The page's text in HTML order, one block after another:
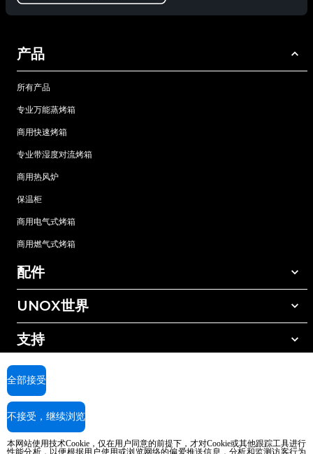
产品
所有产品
专业万能蒸烤箱
商用快速烤箱
专业带湿度对流烤箱
商用热风炉
保温柜
商用电气式烤箱
商用燃气式烤箱
配件
所有配件
手动清洗清洁剂
树脂过滤水处理
反渗透水处理
UNOX世界
我们在全球的办事处
支持
UNOX质保
查找经销商
查找服务中心
版权所有2026 UNOX SpA保留所有权利。Reg.Imp.Padova n°04230750285 -
AI Content Disclaimer
本网站使用技术Cookie，仅在用户同意的前提下，才对Cookie或其他跟踪工具进行
性能分析，以便根据用户使用或浏览网络的偏爱推送信息，分析和监测访客行为
全部接受
不接受，继续浏览